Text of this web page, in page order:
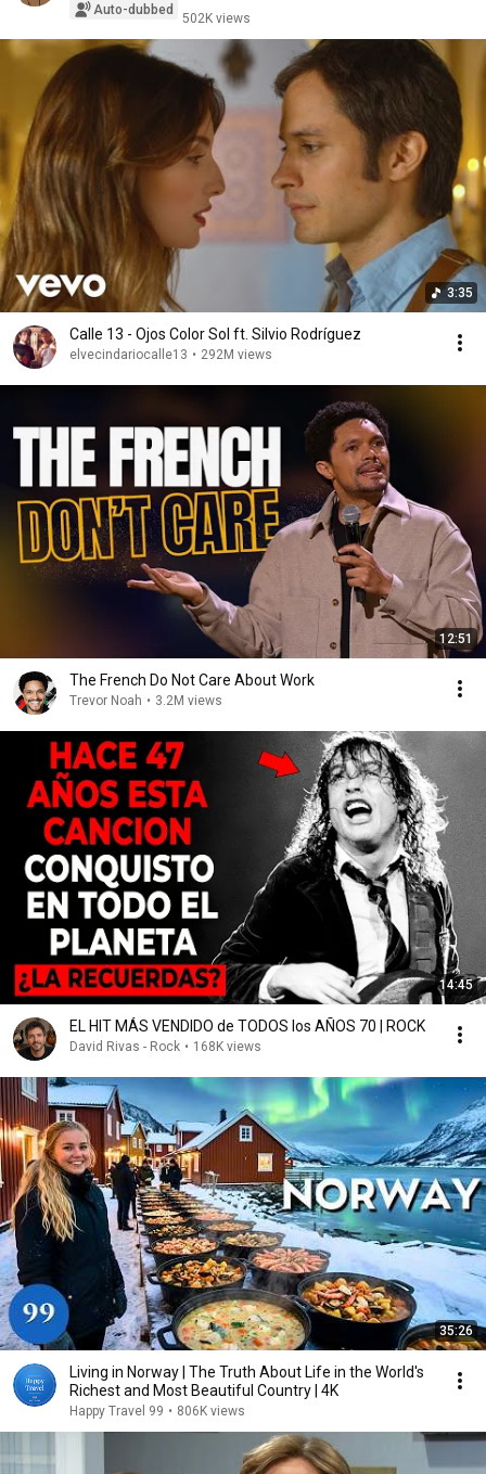
Auto-dubbed
502K views
3:35
Calle 13 - Ojos Color Sol ft. Silvio Rodríguez
elvecindariocalle13 • 292M views
12:51
The French Do Not Care About Work
Trevor Noah • 3.2M views
14:45
EL HIT MÁS VENDIDO de TODOS los AÑOS 70 | ROCK
David Rivas - Rock • 168K views
35:26
Living in Norway | The Truth About Life in the World's
Richest and Most Beautiful Country | 4K
Happy Travel 99 • 806K views